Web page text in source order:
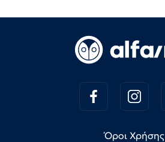
Όροι Χρήσης